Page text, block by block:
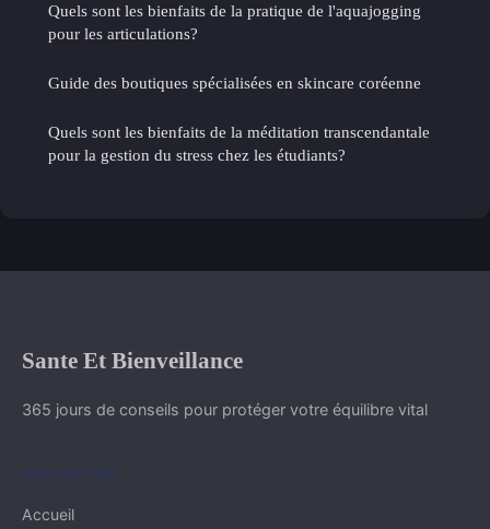
Quels sont les bienfaits de la pratique de l'aquajogging
pour les articulations?
Guide des boutiques spécialisées en skincare coréenne
Quels sont les bienfaits de la méditation transcendantale
pour la gestion du stress chez les étudiants?
Sante Et Bienveillance
365 jours de conseils pour protéger votre équilibre vital
NAVIGATION
Accueil